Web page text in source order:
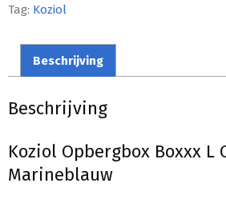
Tag: Koziol
Beschrijving
Beschrijving
Koziol Opbergbox Boxxx L
Marineblauw